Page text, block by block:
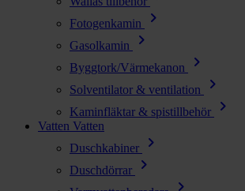
Fotogenkamin chevron_right
Gasolkamin chevron_right
Byggtork/Värmekanon chevron_right
Solventilator & ventilation chevron_right
Kaminfläktar & spistillbehör chevron_right
Vatten Vatten
Duschkabiner
chevron_right
Duschdörrar chevron_right